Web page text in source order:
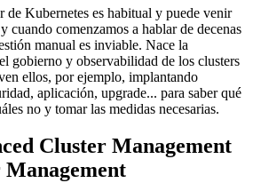
de Kubernetes es habitual y puede venir
cuando comenzamos a hablar de decenas
manual es inviable. Nace la
gobierno y observabilidad de los clusters
ellos, por ejemplo, implantando
aplicación, upgrade... para saber qué
no y tomar las medidas necesarias.
Cluster Management